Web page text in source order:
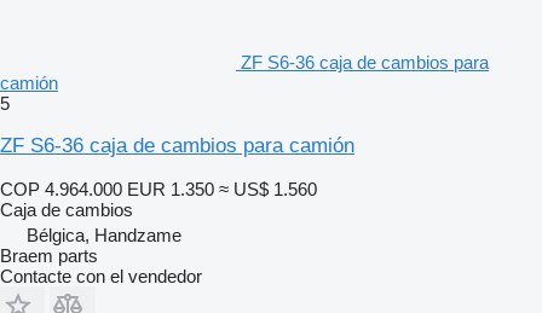
ZF S6-36 caja de cambios para
camión
5
ZF S6-36 caja de cambios para camión
COP 4.964.000 EUR 1.350 ≈ US$ 1.560
Caja de cambios
Bélgica, Handzame
Braem parts
Contacte con el vendedor